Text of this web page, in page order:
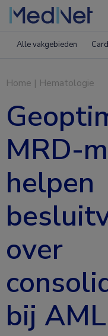
Alle vakgebieden
Home | Hematologie
MRD-
helpen
over
bij AML